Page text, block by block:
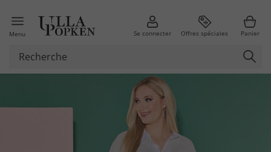
Menu Se connecter Offres spéciales Panier